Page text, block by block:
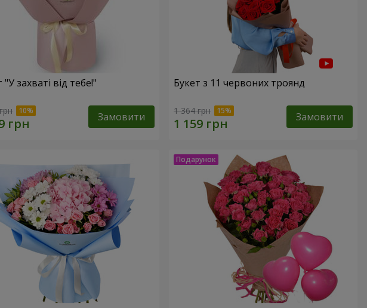
"У захваті від тебе!"
Замовити
Букет з 11 червоних троянд
1 364 грн Замовити